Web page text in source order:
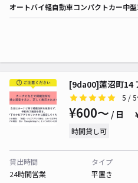
オートバイ軽自動車コンパクトカー中
[9da00]蓮沼町14
5 /
¥600〜 / 日
時間貸し可
貸出時間
24時間営業
タイプ
平置き